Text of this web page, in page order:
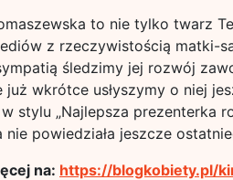
to nie tylko twarz
z rzeczywistością matki-
śledzimy jej rozwój
już wkrótce usłyszymy o niej
stylu „Najlepsza prezenterka
nie powiedziała jeszcze
na: https://blogkobiety.pl/